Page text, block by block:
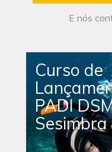
E nós
Curso de
PADI
Sesimbra